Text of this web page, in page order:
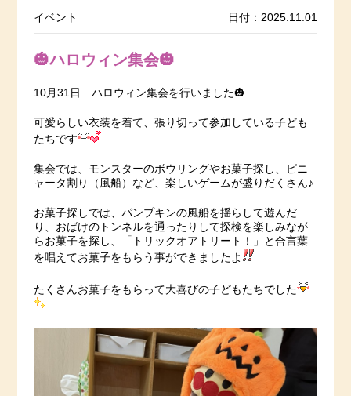
イベント 日付：2025.11.01
🎃ハロウィン集会🎃
10月31日 ハロウィン集会を行いました🎃
可愛らしい衣装を着て、張り切って参加している子ども
たちです
集会では、モンスターのボウリングやお菓子探し、ピニ
ャータ割り（風船）など、楽しいゲームが盛りだくさん♪
お菓子探しでは、パンプキンの風船を揺らして遊んだ
り、おばけのトンネルを通ったりして探検を楽しみなが
らお菓子を探し、「トリックオアトリート！」と合言葉
を唱えてお菓子をもらう事ができましたよ
たくさんお菓子をもらって大喜びの子どもたちでした